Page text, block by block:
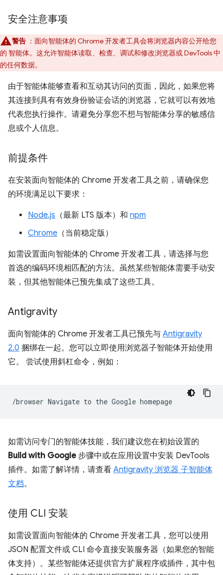
安全注意事项
警告 ：面向智能体的 Chrome 开发者工具会将浏览器内容公开给您
的 智能体。这允许智能体读取、检查、调试和修改浏览器或 DevTools 中
的任何数据。
由于智能体能够查看和互动其访问的页面，因此，如果您将
其连接到具有有效身份验证会话的浏览器，它就可以有效地
代表您执行操作。请避免分享您不想与智能体分享的敏感信
息或个人信息。
前提条件
在安装面向智能体的 Chrome 开发者工具之前，请确保您
的环境满足以下要求：
Node.js （最新 LTS 版本）和 npm
Chrome （当前稳定版）
如需设置面向智能体的 Chrome 开发者工具，请选择与您
首选的编码环境相匹配的方法。虽然某些智能体需要手动安
装，但其他智能体已预先集成了这些工具。
Antigravity
面向智能体的 Chrome 开发者工具已预先与 Antigravity
2.0 捆绑在一起。您可以立即使用浏览器子智能体开始使用
它。 尝试使用斜杠命令，例如：
/browser Navigate to the Google
如需访问专门的智能体技能，我们建议您在初始设置的
Build with Google 步骤中或在应用设置中安装 DevTools
插件。如需了解详情，请查看 Antigravity 浏览器 子智能体
文档。
使用 CLI 安装
如需设置面向智能体的 Chrome 开发者工具，您可以使用
JSON 配置文件或 CLI 命令直接安装服务器（如果您的智能
体支持）。某些智能体还提供官方扩展程序或插件，其中包